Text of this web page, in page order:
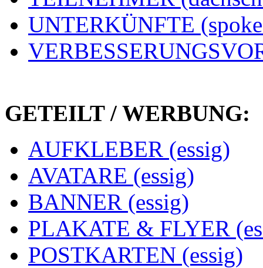
UNTERKÜNFTE
GETEILT / WERBUNG:
AUFKLEBER (essig)
AVATARE (essig)
BANNER (essig)
PLAKATE & FLYER
POSTKARTEN (essig)